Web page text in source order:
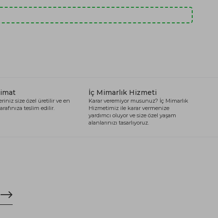
size özel üretilir ve en
teslim edilir.
İç Mimarlık Hizmeti
Karar veremiyor musunuz? İç Mimarlık
Hizmetimiz ile karar vermenize
yardımcı oluyor ve size özel yaşam
alanlarınızı tasarlıyoruz.